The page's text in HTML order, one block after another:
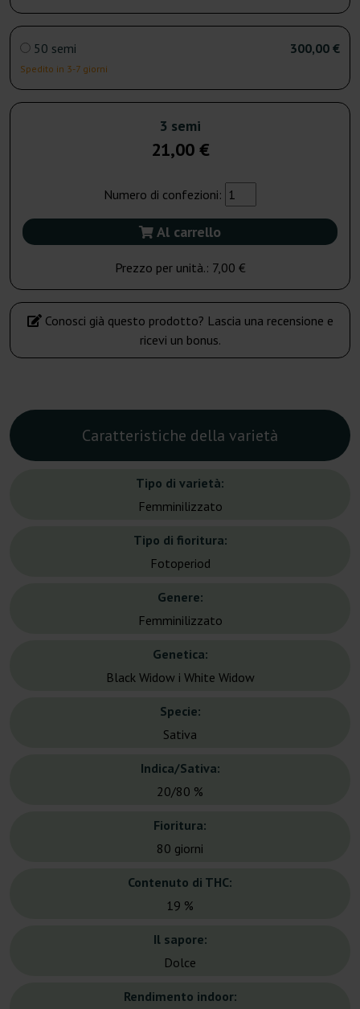
50 semi
Spedito in 3-7 giorni
300,00 €
3 semi
21,00 €
Numero di confezioni:
Al carrello
Prezzo per unità.: 7,00 €
Conosci già questo prodotto? Lascia una recensione e
ricevi un bonus.
Caratteristiche della varietà
Tipo di varietà:
Femminilizzato
Tipo di fioritura:
Fotoperiod
Genere:
Femminilizzato
Genetica:
Black Widow i White Widow
Specie:
Sativa
Indica/Sativa:
20/80 %
Fioritura:
80 giorni
Contenuto di THC:
19 %
Il sapore:
Dolce
Rendimento indoor: